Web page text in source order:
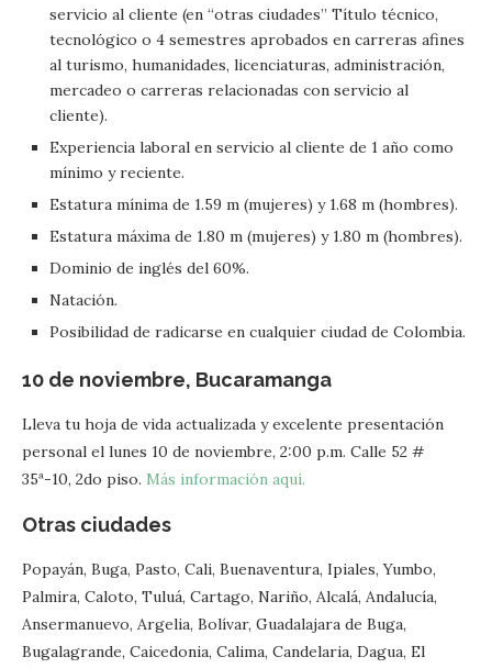
servicio al cliente (en “otras ciudades” Título técnico,
tecnológico o 4 semestres aprobados en carreras afines
al turismo, humanidades, licenciaturas, administración,
mercadeo o carreras relacionadas con servicio al
cliente).
Experiencia laboral en servicio al cliente de 1 año como
mínimo y reciente.
Estatura mínima de 1.59 m (mujeres) y 1.68 m (hombres).
Estatura máxima de 1.80 m (mujeres) y 1.80 m (hombres).
Dominio de inglés del 60%.
Natación.
Posibilidad de radicarse en cualquier ciudad de Colombia.
10 de noviembre, Bucaramanga
Lleva tu hoja de vida actualizada y excelente presentación
personal el lunes 10 de noviembre, 2:00 p.m. Calle 52 #
35ª-10, 2do piso. Más información aquí.
Otras ciudades
Popayán, Buga, Pasto, Cali, Buenaventura, Ipiales, Yumbo,
Palmira, Caloto, Tuluá, Cartago, Nariño, Alcalá, Andalucía,
Ansermanuevo, Argelia, Bolívar, Guadalajara de Buga,
Bugalagrande, Caicedonia, Calima, Candelaria, Dagua, El